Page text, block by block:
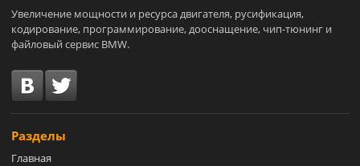
Увеличение мощности и ресурса двигателя, русификация,
кодирование, программирование, дооснащение, чип-тюнинг и
файловый сервис BMW.
Разделы
Главная